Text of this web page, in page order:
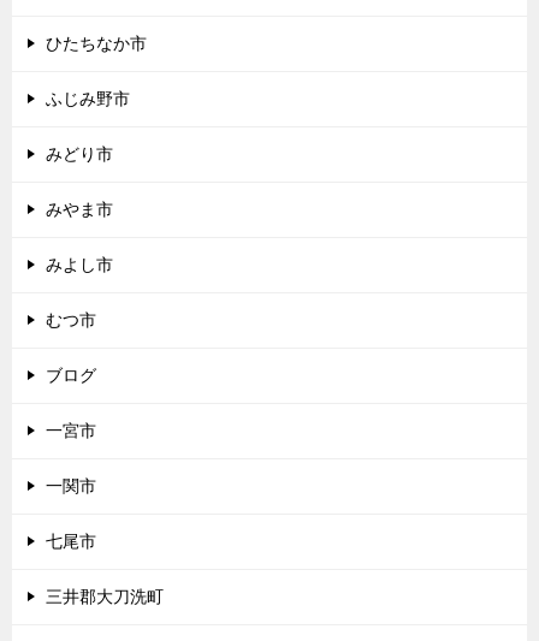
ひたちなか市
ふじみ野市
みどり市
みやま市
みよし市
むつ市
ブログ
一宮市
一関市
七尾市
三井郡大刀洗町